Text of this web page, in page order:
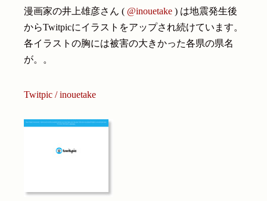
漫画家の井上雄彦さん ( @inouetake ) は地震発生後
からTwitpicにイラストをアップされ続けています。
各イラストの胸には被害の大きかった各県の県名
が。。
Twitpic / inouetake